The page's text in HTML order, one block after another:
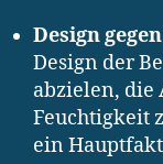
Design
Design der
abzielen, die
Feuchtigkeit
ein